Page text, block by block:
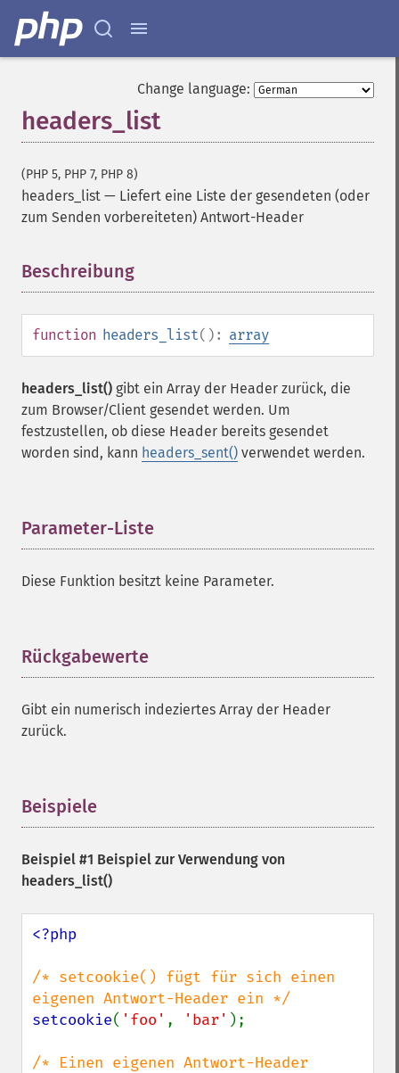
Change language:
headers_list
(PHP 5, PHP 7, PHP 8)
headers_list — Liefert eine Liste der gesendeten (oder
zum Senden vorbereiteten) Antwort-Header
Beschreibung
function headers_list(): array
headers_list() gibt ein Array der Header zurück, die
zum Browser/Client gesendet werden. Um
festzustellen, ob diese Header bereits gesendet
worden sind, kann headers_sent() verwendet werden.
Parameter-Liste
Diese Funktion besitzt keine Parameter.
Rückgabewerte
Gibt ein numerisch indeziertes Array der Header
zurück.
Beispiele
Beispiel #1 Beispiel zur Verwendung von
headers_list()
<?php
/* setcookie() fügt für sich einen
setcookie( 'foo' , 'bar' );
/* Einen eigenen Antwort-Header